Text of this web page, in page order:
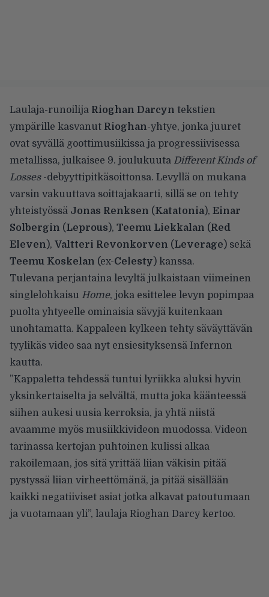
Laulaja-runoilija Rioghan Darcyn tekstien
ympärille kasvanut Rioghan-yhtye, jonka juuret
ovat syvällä goottimusiikissa ja progressiivisessa
metallissa, julkaisee 9. joulukuuta Different Kinds of
Losses-debyyttipitkäsoittonsa. Levyllä on mukana
varsin vakuuttava soittajakaarti, sillä se on tehty
yhteistyössä Jonas Renksen (Katatonia), Einar
Solbergin (Leprous ), Teemu Liekkalan (Red
Eleven ), Valtteri Revonkorven (Leverage ) sekä
Teemu Koskelan (ex-Celesty ) kanssa.
Tulevana perjantaina levyltä julkaistaan viimeinen
singlelohkaisu Home, joka esittelee levyn popimpaa
puolta yhtyeelle ominaisia sävyjä kuitenkaan
unohtamatta. Kappaleen kylkeen tehty säväyttävän
tyylikäs video saa nyt ensiesityksensä Infernon
kautta.
”Kappaletta tehdessä tuntui lyriikka aluksi hyvin
yksinkertaiselta ja selvältä, mutta joka käänteessä
siihen aukesi uusia kerroksia, ja yhtä niistä
avaamme myös musiikkivideon muodossa. Videon
tarinassa kertojan puhtoinen kulissi alkaa
rakoilemaan, jos sitä yrittää liian väkisin pitää
pystyssä liian virheettömänä, ja pitää sisällään
kaikki negatiiviset asiat jotka alkavat patoutumaan
ja vuotamaan yli”, laulaja Rioghan Darcy kertoo.